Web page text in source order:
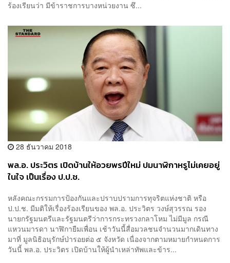
ร้องเรียนว่า มีข้าราชการบางหน่วยงาน ซึ...
28 ธันวาคม 2018
พล.อ. ประวิตร เปิดบ้านให้อวยพรปีใหม่ ปมนาฬิกาหรูไม่เคยอยู่
ในใจ เป็นเรื่อง ป.ป.ช.
หลังคณะกรรมการป้องกันและปราบปรามการทุจริตแห่งชาติ หรือ
ป.ป.ช. มีมติให้เรื่องร้องเรียนของ พล.อ. ประวิตร วงษ์สุวรรณ รอง
นายกรัฐมนตรีและรัฐมนตรีว่าการกระทรวงกลาโหม ไม่มีมูล กรณี
แหวนมารดา นาฬิกายืมเพื่อน เช้าวันนี้สื่อมวลชนจำนวนมากเดินทาง
มาที่ มูลนิธิอนุรักษ์ป่ารอยต่อ ๕ จังหวัด เนื่องจากตามหมายกำหนดการ
วันนี้ พล.อ. ประวิตร เปิดบ้านให้ผู้นำเหล่าทัพและข้าร...